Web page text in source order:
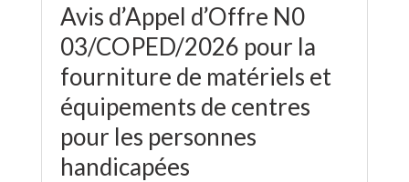
Avis d’Appel d’Offre N0
03/COPED/2026 pour la
fourniture de matériels et
équipements de centres
pour les personnes
handicapées